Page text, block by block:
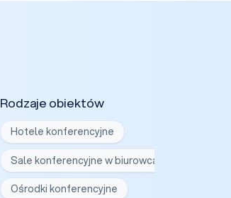
Rodzaje obiektów
Hotele konferencyjne
Sale konferencyjne w biurowcach
Ośrodki konferencyjne